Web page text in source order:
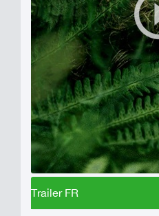
Trailer FR